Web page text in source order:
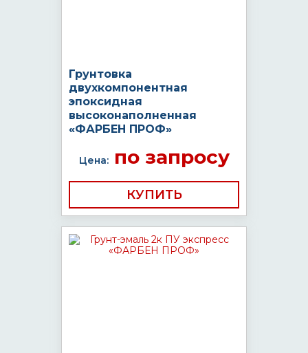
Грунтовка
двухкомпонентная
эпоксидная
высоконаполненная
«ФАРБЕН ПРОФ»
Цена:по запросу
КУПИТЬ